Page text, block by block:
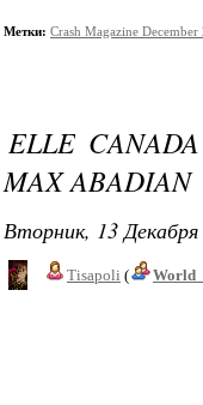
Метки: Crash Magazine December
ELLE
MAX ABADIAN
Вторник, 13
Tisapoli (